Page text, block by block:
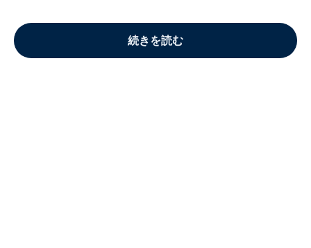
続きを読む